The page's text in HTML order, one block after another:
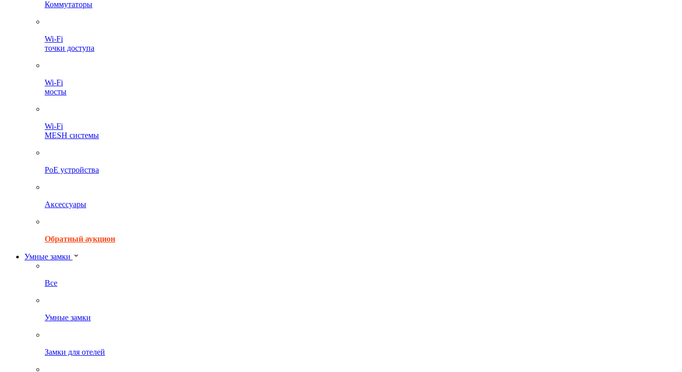
Коммутаторы
Wi-Fi
точки доступа
Wi-Fi
мосты
Wi-Fi
MESH системы
PoE устройства
Аксессуары
Обратный аукцион
Умные замки
Все
Умные замки
Замки для отелей